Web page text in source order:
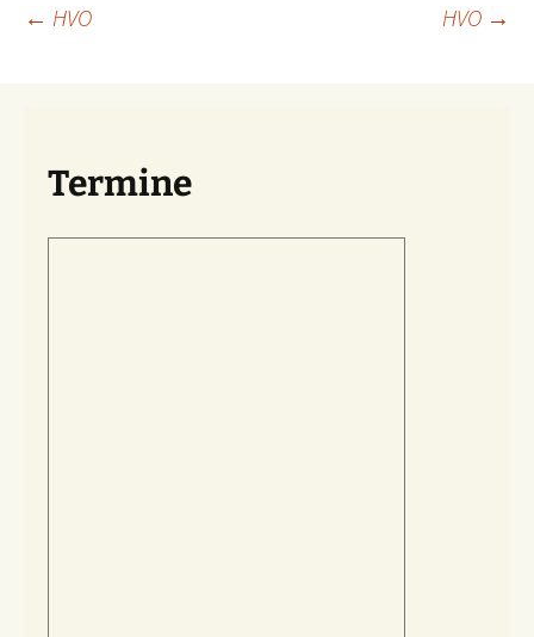
Beitragsnavigation
← HVO HVO →
Termine